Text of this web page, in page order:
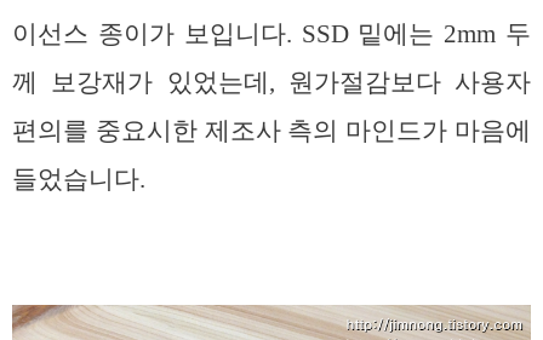
이선스 종이가 보입니다. SSD 밑에는 2mm 두
께 보강재가 있었는데, 원가절감보다 사용자
편의를 중요시한 제조사 측의 마인드가 마음에
들었습니다.